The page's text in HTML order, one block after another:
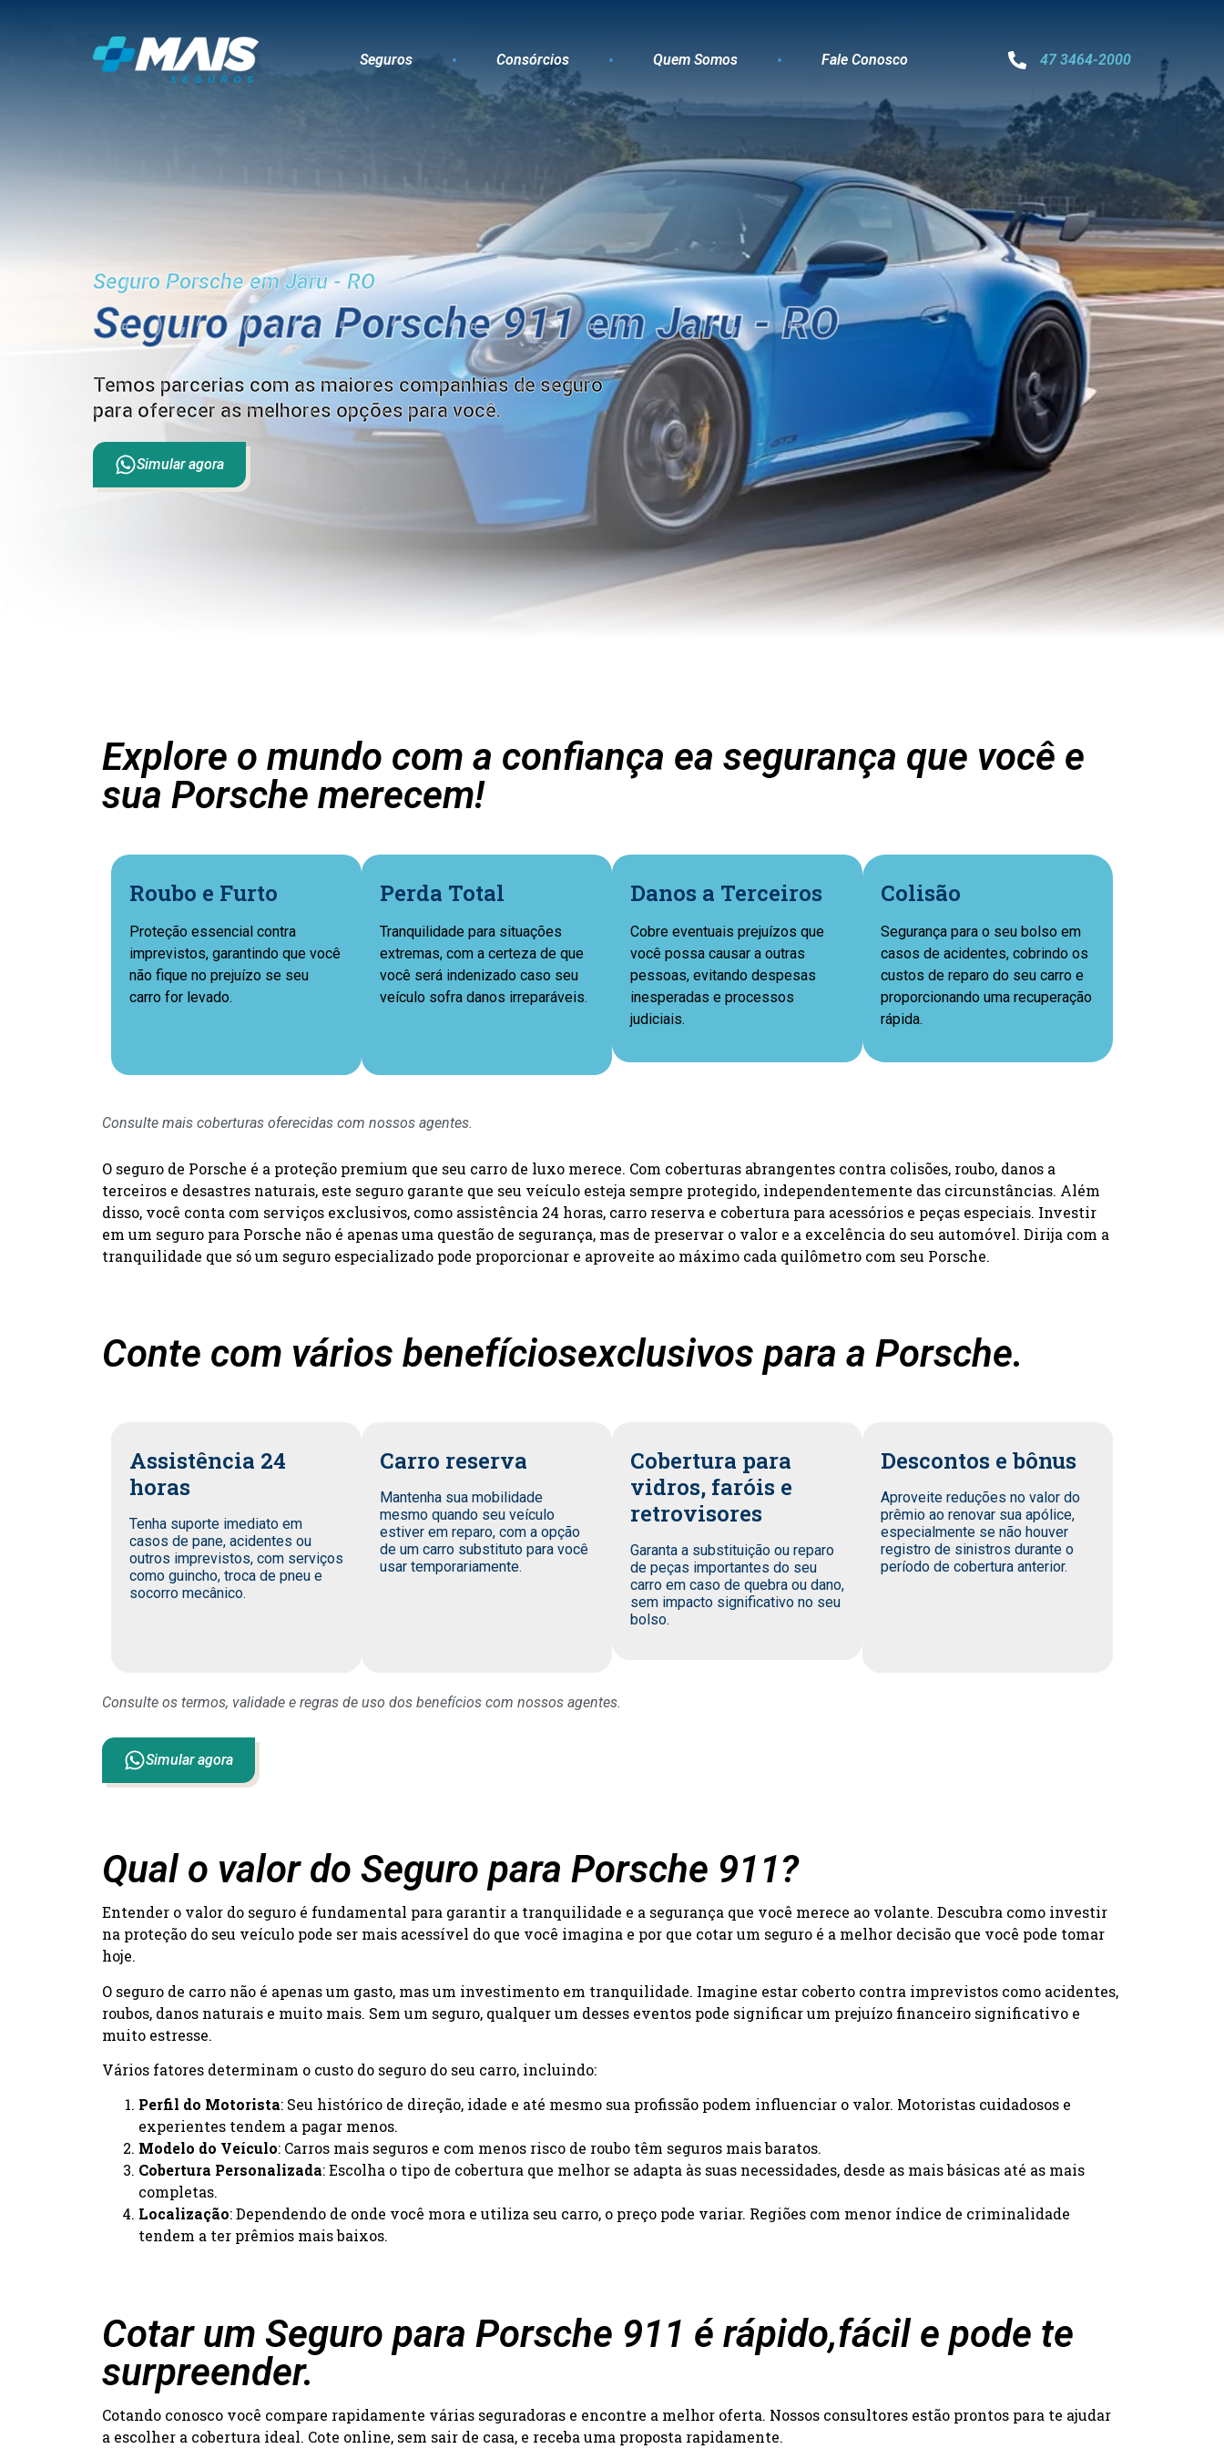
Seguros Consórcios Quem Somos Fale Conosco 47 3464-2000
Seguro Porsche em Jaru - RO
Seguro para Porsche 911 em Jaru - RO
Temos parcerias com as maiores companhias de seguro
para oferecer as melhores opções para você.
Simular agora
Explore o mundo com a confiança ea segurança que você e
sua Porsche merecem!
Roubo e Furto
Proteção essencial contra
imprevistos, garantindo que você
não fique no prejuízo se seu
carro for levado.
Perda Total
Tranquilidade para situações
extremas, com a certeza de que
você será indenizado caso seu
veículo sofra danos irreparáveis.
Danos a Terceiros
Cobre eventuais prejuízos que
você possa causar a outras
pessoas, evitando despesas
inesperadas e processos
judiciais.
Colisão
Segurança para o seu bolso em
casos de acidentes, cobrindo os
custos de reparo do seu carro e
proporcionando uma recuperação
rápida.
Consulte mais coberturas oferecidas com nossos agentes.
O seguro de Porsche é a proteção premium que seu carro de luxo merece. Com coberturas abrangentes contra colisões, roubo, danos a
terceiros e desastres naturais, este seguro garante que seu veículo esteja sempre protegido, independentemente das circunstâncias. Além
disso, você conta com serviços exclusivos, como assistência 24 horas, carro reserva e cobertura para acessórios e peças especiais. Investir
em um seguro para Porsche não é apenas uma questão de segurança, mas de preservar o valor e a excelência do seu automóvel. Dirija com a
tranquilidade que só um seguro especializado pode proporcionar e aproveite ao máximo cada quilômetro com seu Porsche.
Conte com vários benefíciosexclusivos para a Porsche.
Assistência 24
horas
Tenha suporte imediato em
casos de pane, acidentes ou
outros imprevistos, com serviços
como guincho, troca de pneu e
socorro mecânico.
Carro reserva
Mantenha sua mobilidade
mesmo quando seu veículo
estiver em reparo, com a opção
de um carro substituto para você
usar temporariamente.
Cobertura para
vidros, faróis e
retrovisores
Garanta a substituição ou reparo
de peças importantes do seu
carro em caso de quebra ou dano,
sem impacto significativo no seu
bolso.
Descontos e bônus
Aproveite reduções no valor do
prêmio ao renovar sua apólice,
especialmente se não houver
registro de sinistros durante o
período de cobertura anterior.
Consulte os termos, validade e regras de uso dos benefícios com nossos agentes.
Simular agora
Qual o valor do Seguro para Porsche 911?
Entender o valor do seguro é fundamental para garantir a tranquilidade e a segurança que você merece ao volante. Descubra como investir
na proteção do seu veículo pode ser mais acessível do que você imagina e por que cotar um seguro é a melhor decisão que você pode tomar
hoje.
O seguro de carro não é apenas um gasto, mas um investimento em tranquilidade. Imagine estar coberto contra imprevistos como acidentes,
roubos, danos naturais e muito mais. Sem um seguro, qualquer um desses eventos pode significar um prejuízo financeiro significativo e
muito estresse.
Vários fatores determinam o custo do seguro do seu carro, incluindo:
Perfil do Motorista: Seu histórico de direção, idade e até mesmo sua profissão podem influenciar o valor. Motoristas cuidadosos e
experientes tendem a pagar menos.
Modelo do Veículo: Carros mais seguros e com menos risco de roubo têm seguros mais baratos.
Cobertura Personalizada: Escolha o tipo de cobertura que melhor se adapta às suas necessidades, desde as mais básicas até as mais
completas.
Localização: Dependendo de onde você mora e utiliza seu carro, o preço pode variar. Regiões com menor índice de criminalidade
tendem a ter prêmios mais baixos.
Cotar um Seguro para Porsche 911 é rápido,fácil e pode te
surpreender.
Cotando conosco você compare rapidamente várias seguradoras e encontre a melhor oferta. Nossos consultores estão prontos para te ajudar
a escolher a cobertura ideal. Cote online, sem sair de casa, e receba uma proposta rapidamente.